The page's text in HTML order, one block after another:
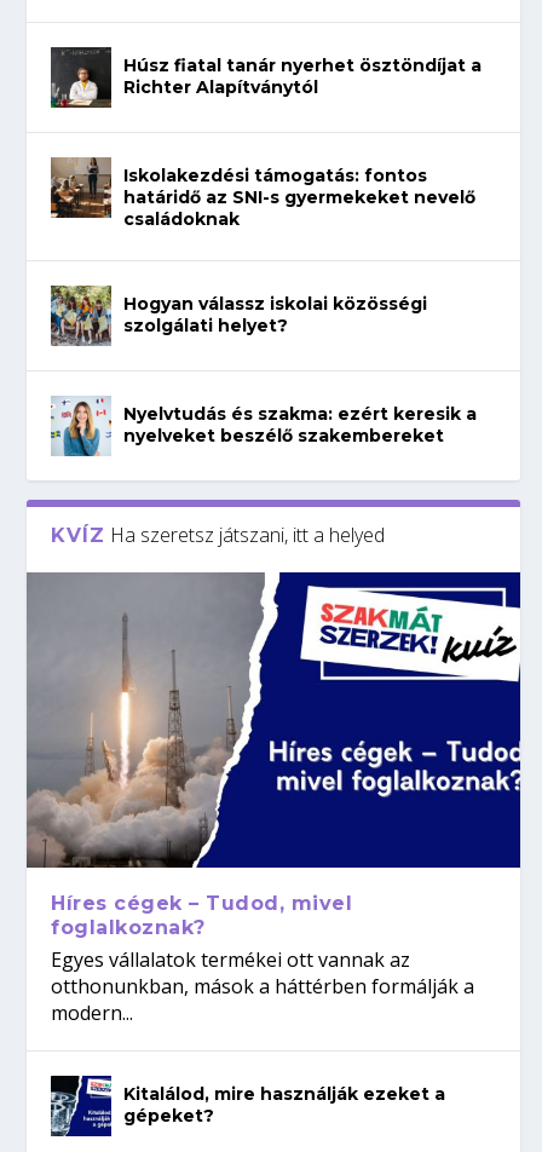
Húsz fiatal tanár nyerhet ösztöndíjat a
Richter Alapítványtól
Iskolakezdési támogatás: fontos
határidő az SNI-s gyermekeket nevelő
családoknak
Hogyan válassz iskolai közösségi
szolgálati helyet?
Nyelvtudás és szakma: ezért keresik a
nyelveket beszélő szakembereket
KVÍZ Ha szeretsz játszani, itt a helyed
Híres cégek – Tudod, mivel
foglalkoznak?
Egyes vállalatok termékei ott vannak az
otthonunkban, mások a háttérben formálják a
modern...
Kitalálod, mire használják ezeket a
gépeket?